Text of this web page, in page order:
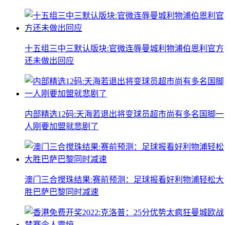
十五组三中三默认版块:官微连辱曼城利物浦伯恩利官方
还未做出回应
内部精选12码:天海若退出将变球员超市尚有多名国脚一
人刚要加盟就悲剧了
澳门三合搅珠结果:赛前预测：足球报看好利物浦轻松大
胜巴萨巴黎同时减速